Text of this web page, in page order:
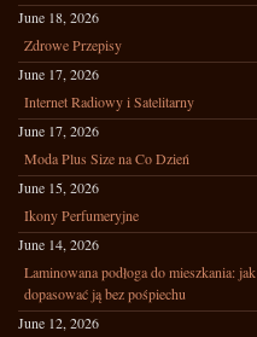
June 18, 2026
Zdrowe Przepisy
June 17, 2026
Internet Radiowy i Satelitarny
June 17, 2026
Moda Plus Size na Co Dzień
June 15, 2026
Ikony Perfumeryjne
June 14, 2026
Laminowana podłoga do mieszkania: jak
dopasować ją bez pośpiechu
June 12, 2026